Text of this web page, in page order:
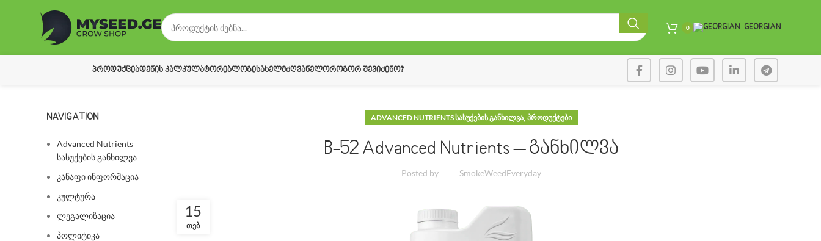
0 GEORGIAN
ᲞᲠᲝᲓᲣᲥᲪᲘᲐᲓᲔᲜᲘᲡ ᲙᲐᲚᲙᲣᲚᲐᲢᲝᲠᲘᲑᲚᲝᲒᲘᲡᲐᲮᲔᲚᲛᲫᲦᲕᲐᲜᲔᲚᲝᲠᲝᲒᲝᲠ ᲨᲔᲕᲘᲫᲘᲜᲝ?
ADVANCED NUTRIENTS ᲡᲐᲡᲣᲥᲔᲑᲘᲡ ᲒᲐᲜᲮᲘᲚᲕᲐ, ᲞᲠᲝᲓᲣᲥᲢᲔᲑᲘ
B-52 Advanced Nutrients – განხილვა
Posted by SmokeWeedEveryday
15
ᲗᲔᲑ
NAVIGATION
Advanced Nutrients
სასუქების განხილვა
კანაფი ინფორმაცია
კულტურა
ლეგალიზაცია
პოლიტიკა